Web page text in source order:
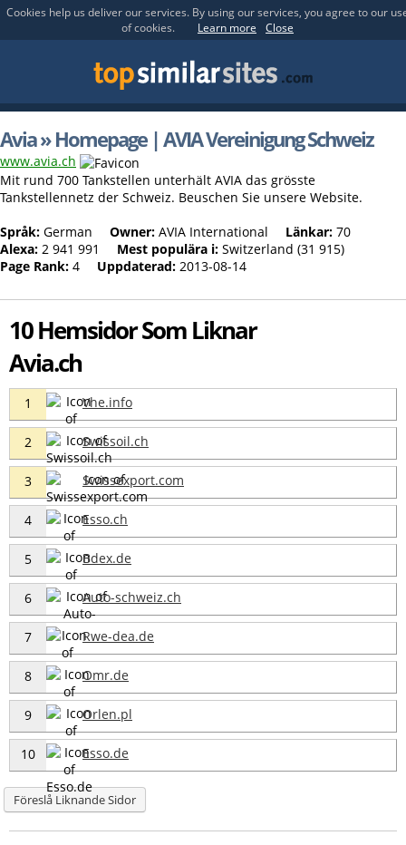
Cookies help us deliver our services. By using our services, you agree to our
of cookies.
Learn more Close
Avia » Homepage | AVIA Vereinigung Schweiz
www.avia.ch
Mit rund 700 Tankstellen unterhält AVIA das grösste
Tankstellennetz der Schweiz. Beuschen Sie unsere Website.
Språk: German Owner: AVIA International Länkar: 70
Alexa: 2 941 991 Mest populära i: Switzerland (31 915)
Page Rank: 4 Uppdaterad: 2013-08-14
10 Hemsidor Som Liknar
Avia.ch
1 Vhe.info
2 Swissoil.ch
3 Swissexport.com
4 Esso.ch
5 Bdex.de
6 Auto-schweiz.ch
7 Rwe-dea.de
8 Omr.de
9 Orlen.pl
10 Esso.de
Föreslå Liknande Sidor